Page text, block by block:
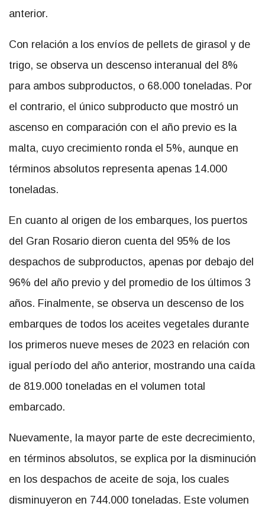
anterior.
Con relación a los envíos de pellets de girasol y de
trigo, se observa un descenso interanual del 8%
para ambos subproductos, o 68.000 toneladas. Por
el contrario, el único subproducto que mostró un
ascenso en comparación con el año previo es la
malta, cuyo crecimiento ronda el 5%, aunque en
términos absolutos representa apenas 14.000
toneladas.
En cuanto al origen de los embarques, los puertos
del Gran Rosario dieron cuenta del 95% de los
despachos de subproductos, apenas por debajo del
96% del año previo y del promedio de los últimos 3
años. Finalmente, se observa un descenso de los
embarques de todos los aceites vegetales durante
los primeros nueve meses de 2023 en relación con
igual período del año anterior, mostrando una caída
de 819.000 toneladas en el volumen total
embarcado.
Nuevamente, la mayor parte de este decrecimiento,
en términos absolutos, se explica por la disminución
en los despachos de aceite de soja, los cuales
disminuyeron en 744.000 toneladas. Este volumen